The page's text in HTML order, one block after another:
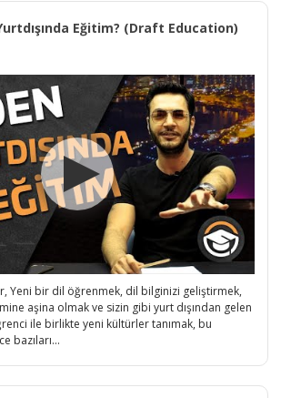
Eğitim? (Draft Education)
Yeni bir dil öğrenmek, dil bilginizi geliştirmek,
aşina olmak ve sizin gibi yurt dışından gelen
ile birlikte yeni kültürler tanımak, bu
bazıları...